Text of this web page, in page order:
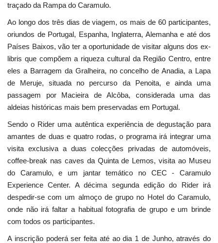
traçado da Rampa do Caramulo.
Ao longo dos três dias de viagem, os mais de 60 participantes,
oriundos de Portugal, Espanha, Inglaterra, Alemanha e até dos
Países Baixos, vão ter a oportunidade de visitar alguns dos ex-
libris que compõem a riqueza cultural da Região Centro, entre
eles a Barragem da Gralheira, no concelho de Anadia, a Lapa
de Meruje, situada no percurso da Penoita, e ainda uma
passagem por Macieira de Alcôba, considerada uma das
aldeias históricas mais bem preservadas em Portugal.
Sendo o Rider uma autêntica experiência de degustação para
amantes de duas e quatro rodas, o programa irá integrar uma
visita exclusiva a duas colecções privadas de automóveis,
coffee-break nas caves da Quinta de Lemos, visita ao Museu
do Caramulo, e um jantar temático no CEC - Caramulo
Experience Center. A décima segunda edição do Rider irá
despedir-se com um almoço de grupo no Hotel do Caramulo,
onde não irá faltar a habitual fotografia de grupo e um brinde
com todos os participantes.
A inscrição poderá ser feita até ao dia 1 de Junho, através do